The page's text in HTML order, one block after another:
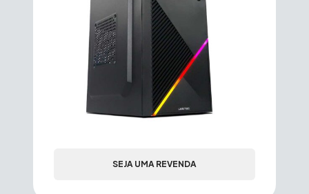
SEJA UMA REVENDA